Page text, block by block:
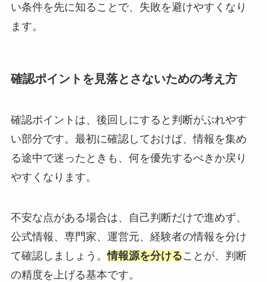
い条件を先に知ることで、失敗を避けやすくなり
ます。
確認ポイントを見落とさないための考え方
確認ポイントは、後回しにすると判断がぶれやす
い部分です。最初に確認しておけば、情報を集め
る途中で迷ったときも、何を優先するべきか戻り
やすくなります。
不安な点がある場合は、自己判断だけで進めず、
公式情報、専門家、運営元、経験者の情報を分け
て確認しましょう。情報源を分けることが、判断
の精度を上げる基本です。